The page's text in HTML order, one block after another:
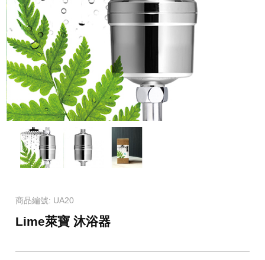
商品編號: UA20
Lime萊寶 沐浴器